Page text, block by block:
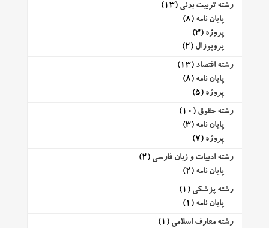
رشته تربیت بدنی (13)
پایان نامه (8)
پروژه (3)
پروپوزال (2)
رشته اقتصاد (13)
پایان نامه (8)
پروژه (5)
رشته حقوق (10)
پایان نامه (3)
پروژه (7)
رشته ادبیات و زبان فارسی (2)
پایان نامه (2)
رشته پزشکی (1)
پایان نامه (1)
رشته معارف اسلامی (1)